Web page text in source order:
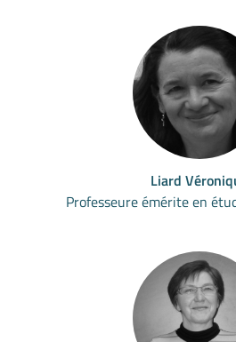
Liard
Professeure émérite en